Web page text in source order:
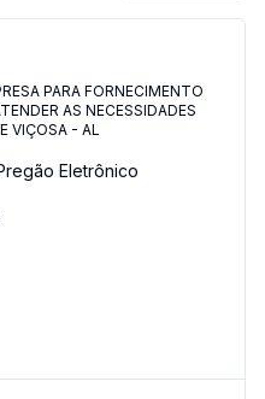
PARA FORNECIMENTO
AS NECESSIDADES
VIÇOSA - AL
Eletrônico